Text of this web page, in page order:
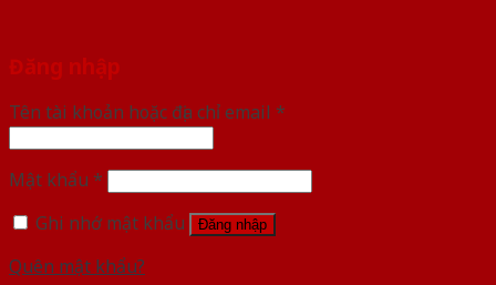
Đăng nhập
Tên tài khoản hoặc địa chỉ email *
Mật khẩu *
Ghi nhớ mật khẩu
Đăng nhập
Quên mật khẩu?